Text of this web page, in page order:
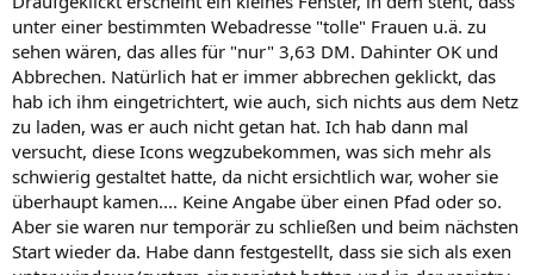
unter einer bestimmten Webadresse "tolle" Frauen u.ä. zu
sehen wären, das alles für "nur" 3,63 DM. Dahinter OK und
Abbrechen. Natürlich hat er immer abbrechen geklickt, das
hab ich ihm eingetrichtert, wie auch, sich nichts aus dem Netz
zu laden, was er auch nicht getan hat. Ich hab dann mal
versucht, diese Icons wegzubekommen, was sich mehr als
schwierig gestaltet hatte, da nicht ersichtlich war, woher sie
überhaupt kamen.... Keine Angabe über einen Pfad oder so.
Aber sie waren nur temporär zu schließen und beim nächsten
Start wieder da. Habe dann festgestellt, dass sie sich als exen